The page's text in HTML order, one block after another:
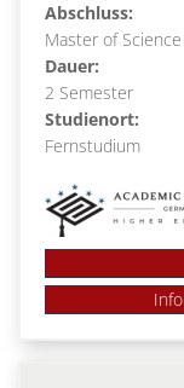
Abschluss:
Master of Science
Dauer:
2 Semester
Studienort:
Fernstudium